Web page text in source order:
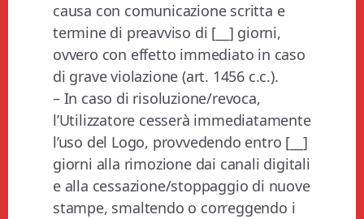
causa con comunicazione scritta e
termine di preavviso di [__] giorni,
ovvero con effetto immediato in caso
di grave violazione (art. 1456 c.c.).
– In caso di risoluzione/revoca,
l’Utilizzatore cesserà immediatamente
l’uso del Logo, provvedendo entro [__]
giorni alla rimozione dai canali digitali
e alla cessazione/stoppaggio di nuove
stampe, smaltendo o correggendo i